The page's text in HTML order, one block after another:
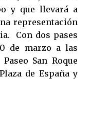
y que llevará a
representación
Con dos pases
de marzo a las
San Roque
de España y